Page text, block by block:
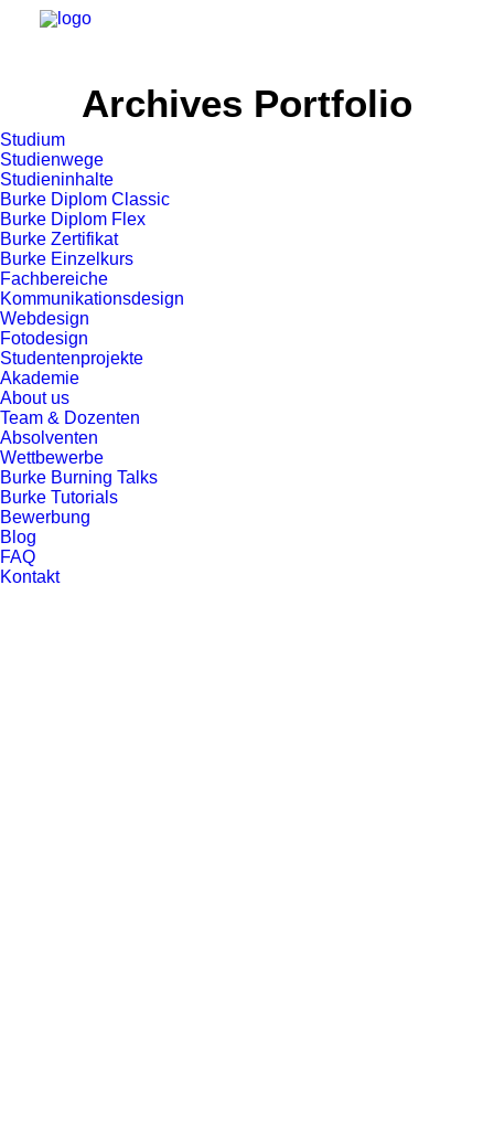
Studium
Studienwege
Studieninhalte
Burke Diplom Classic
Burke Diplom Flex
Burke Zertifikat
Burke Einzelkurs
Fachbereiche
Kommunikationsdesign
Webdesign
Fotodesign
Studentenprojekte
Akademie
About us
Team & Dozenten
Absolventen
Wettbewerbe
Burke Burning Talks
Burke Tutorials
Bewerbung
Blog
FAQ
Kontakt
Archives Portfolio